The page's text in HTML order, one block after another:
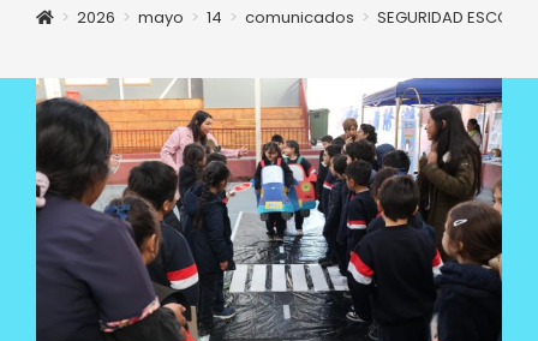
> 2026 > mayo > 14 > comunicados > SEGURIDAD